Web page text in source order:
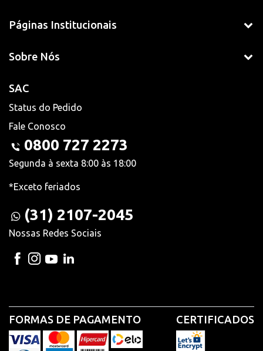
Páginas Institucionais
Sobre Nós
SAC
Status do Pedido
Fale Conosco
0800 727 2273
Segunda à sexta 8:00 às 18:00
*Exceto feriados
(31) 2107-2045
Nossas Redes Sociais
FORMAS DE PAGAMENTO CERTIFICADOS